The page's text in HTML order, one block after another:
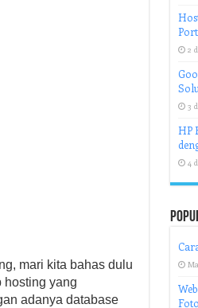
mari kita bahas dulu
hosting yang
adanya database
2
3
HP
4